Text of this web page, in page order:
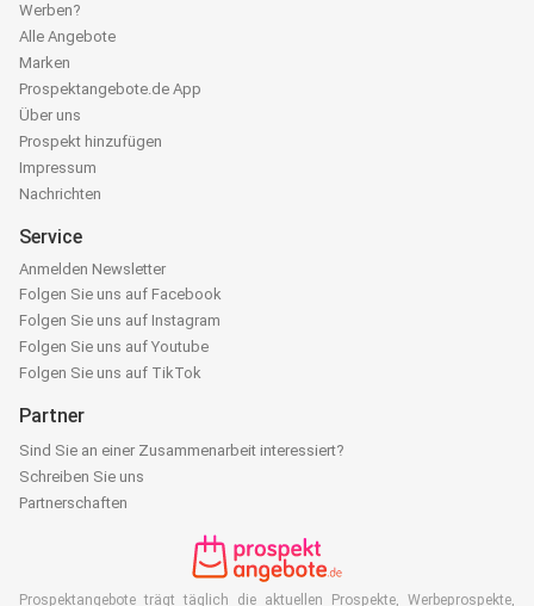
Werben?
Alle Angebote
Marken
Prospektangebote.de App
Über uns
Prospekt hinzufügen
Impressum
Nachrichten
Service
Anmelden Newsletter
Folgen Sie uns auf Facebook
Folgen Sie uns auf Instagram
Folgen Sie uns auf Youtube
Folgen Sie uns auf TikTok
Partner
Sind Sie an einer Zusammenarbeit interessiert?
Schreiben Sie uns
Partnerschaften
Prospektangebote trägt täglich die aktuellen Prospekte, Werbeprospekte,